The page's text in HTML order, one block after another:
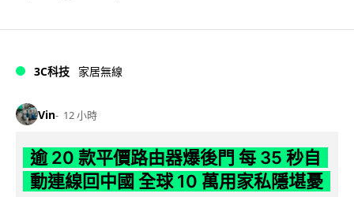
3C科技 家居無線
Vin 12 小時
逾 20 款平價路由器爆後門 每 35 秒自
動連線回中國 全球 10 萬用家私隱堪憂